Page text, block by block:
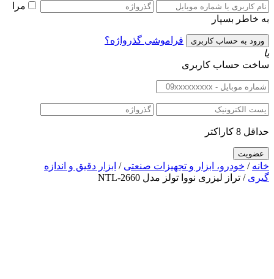
مرا
به خاطر بسپار
فراموشی گذرواژه؟
یا
ساخت حساب کاربری
حداقل 8 کاراکتر
خانه / خودرو، ابزار و تجهیزات صنعتی / ابزار دقیق و اندازه
گیری / تراز لیزری نووا تولز مدل NTL-2660